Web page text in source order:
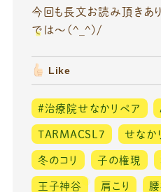
今回も長文お読み頂きあ
では～(^_^)/
Like
#治療院せなかリペア
TARMACSL7 せなか
冬のコリ 子の権現
王子神谷 肩こり